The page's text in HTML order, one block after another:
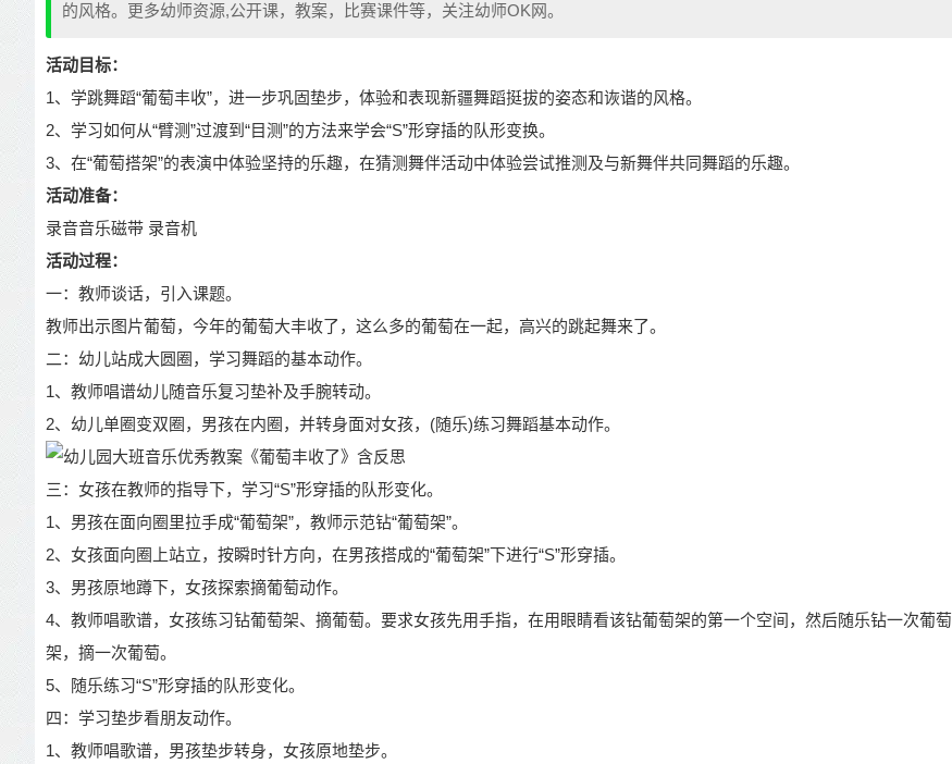
的风格。更多幼师资源,公开课，教案，比赛课件等，关注幼师OK网。
活动目标：
1、学跳舞蹈“葡萄丰收”，进一步巩固垫步，体验和表现新疆舞蹈挺拔的姿态和诙谐的风格。
2、学习如何从“臂测”过渡到“目测”的方法来学会“S”形穿插的队形变换。
3、在“葡萄搭架”的表演中体验坚持的乐趣，在猜测舞伴活动中体验尝试推测及与新舞伴共同舞蹈的乐趣。
活动准备：
录音音乐磁带 录音机
活动过程：
一：教师谈话，引入课题。
教师出示图片葡萄，今年的葡萄大丰收了，这么多的葡萄在一起，高兴的跳起舞来了。
二：幼儿站成大圆圈，学习舞蹈的基本动作。
1、教师唱谱幼儿随音乐复习垫补及手腕转动。
2、幼儿单圈变双圈，男孩在内圈，并转身面对女孩，(随乐)练习舞蹈基本动作。
三：女孩在教师的指导下，学习“S”形穿插的队形变化。
1、男孩在面向圈里拉手成“葡萄架”，教师示范钻“葡萄架”。
2、女孩面向圈上站立，按瞬时针方向，在男孩搭成的“葡萄架”下进行“S”形穿插。
3、男孩原地蹲下，女孩探索摘葡萄动作。
4、教师唱歌谱，女孩练习钻葡萄架、摘葡萄。要求女孩先用手指，在用眼睛看该钻葡萄架的第一个空间，然后随乐钻一次葡萄
架，摘一次葡萄。
5、随乐练习“S”形穿插的队形变化。
四：学习垫步看朋友动作。
1、教师唱歌谱，男孩垫步转身，女孩原地垫步。